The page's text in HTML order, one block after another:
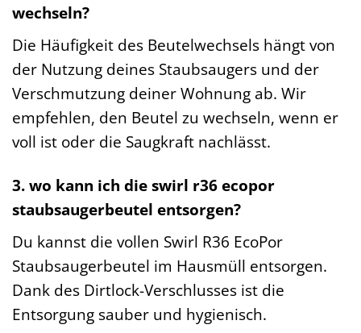
wechseln?
Die Häufigkeit des Beutelwechsels hängt von
der Nutzung deines Staubsaugers und der
Verschmutzung deiner Wohnung ab. Wir
empfehlen, den Beutel zu wechseln, wenn er
voll ist oder die Saugkraft nachlässt.
3. wo kann ich die swirl r36 ecopor
staubsaugerbeutel entsorgen?
Du kannst die vollen Swirl R36 EcoPor
Staubsaugerbeutel im Hausmüll entsorgen.
Dank des Dirtlock-Verschlusses ist die
Entsorgung sauber und hygienisch.